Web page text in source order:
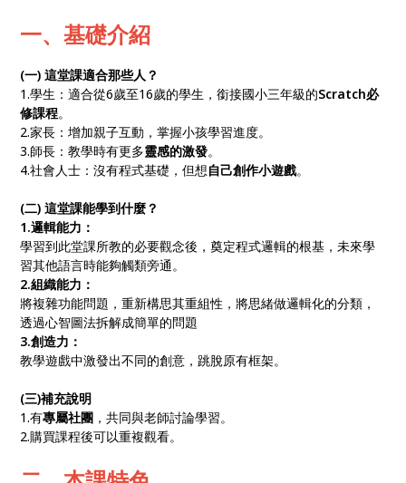
一、基礎介紹
(一) 這堂課適合那些人？
1.學生：適合從6歲至16歲的學生，銜接國小三年級的Scratch必
修課程。
2.家長：增加親子互動，掌握小孩學習進度。
3.師長：教學時有更多靈感的激發。
4.社會人士：沒有程式基礎，但想自己創作小遊戲。
(二) 這堂課能學到什麼？
1.邏輯能力：
學習到此堂課所教的必要觀念後，奠定程式邏輯的根基，未來學
習其他語言時能夠觸類旁通。
2.組織能力：
將複雜功能問題，重新構思其重組性，將思緒做邏輯化的分類，
透過心智圖法拆解成簡單的問題
3.創造力：
教學遊戲中激發出不同的創意，跳脫原有框架。
(三)補充說明
1.有專屬社團 ，共同與老師討論學習。
2.購買課程後可以重複觀看。